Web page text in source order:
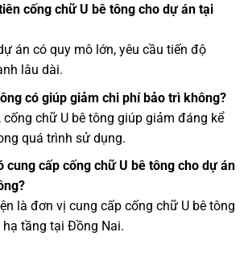
cống chữ U bê tông cho dự án tại
án có quy mô lớn, yêu cầu tiến độ
lâu dài.
có giúp giảm chi phí bảo trì không?
cống chữ U bê tông giúp giảm đáng kể
quá trình sử dụng.
cung cấp cống chữ U bê tông cho dự án
là đơn vị cung cấp cống chữ U bê tông
tầng tại Đồng Nai.